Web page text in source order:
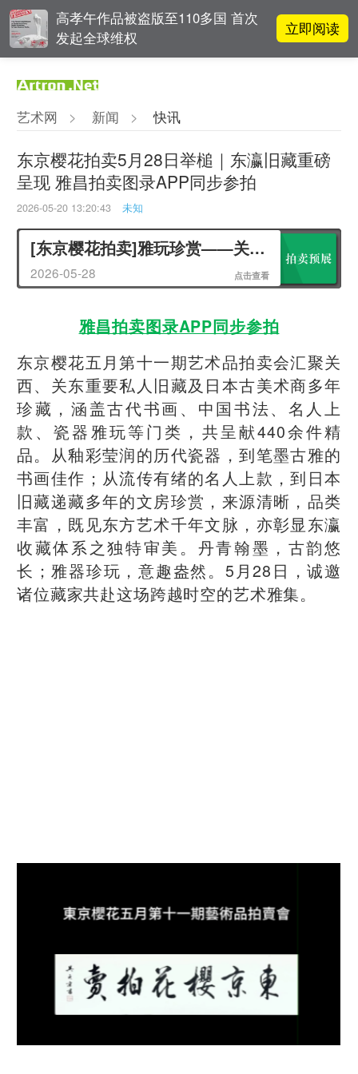
高孝午作品被盗版至110多国 首次
发起全球维权
立即阅读
为策展式艺术商业综合体？
李铁夫冯钢百领衔 作为群体的早期
粤籍留美艺术家
翟莫梵：绘画少年的广阔天空
艺术网 > 新闻 > 快讯
东京樱花拍卖5月28日举槌｜东瀛旧藏重磅
呈现 雅昌拍卖图录APP同步参拍
2026-05-20 13:20:43 未知
[东京樱花拍卖]雅玩珍赏——关西古美术商旧藏专场
2026-05-28 点击查看
雅昌拍卖图录APP同步参拍
东京樱花五月第十一期艺术品拍卖会汇聚关
西、关东重要私人旧藏及日本古美术商多年
珍藏，涵盖古代书画、中国书法、名人上
款、瓷器雅玩等门类，共呈献440余件精
品。从釉彩莹润的历代瓷器，到笔墨古雅的
书画佳作；从流传有绪的名人上款，到日本
旧藏递藏多年的文房珍赏，来源清晰，品类
丰富，既见东方艺术千年文脉，亦彰显东瀛
收藏体系之独特审美。丹青翰墨，古韵悠
长；雅器珍玩，意趣盎然。5月28日，诚邀
诸位藏家共赴这场跨越时空的艺术雅集。